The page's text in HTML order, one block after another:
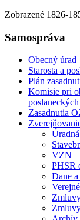
Zobrazené 1826-
Samospráva
Obecný úrad
Starosta a
Plán
Komisie pri
Zasadnutia
VZN
PHSR
Dane